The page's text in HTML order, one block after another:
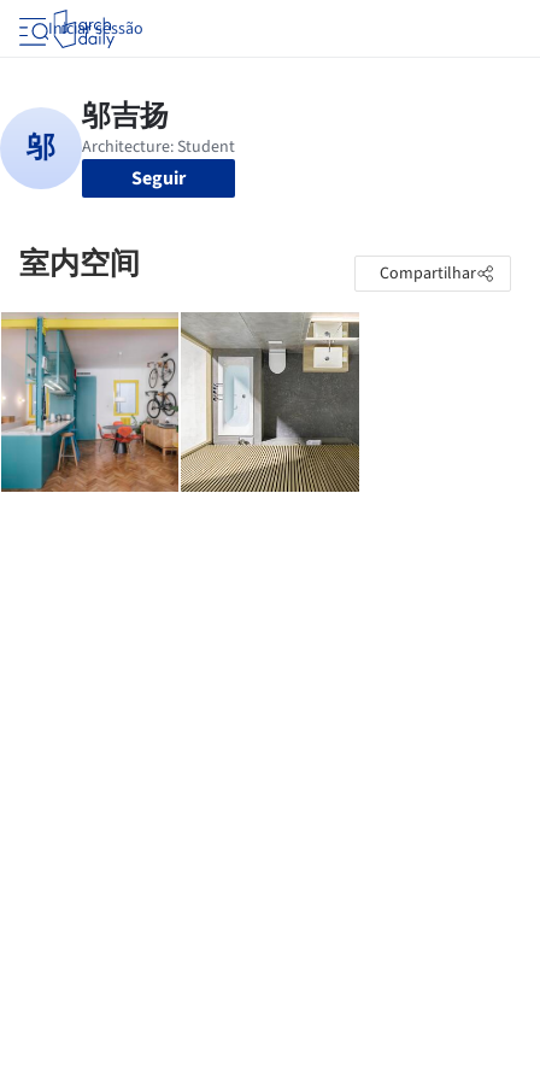
Iniciar sessão
Seguir
室内空间 Compartilhar